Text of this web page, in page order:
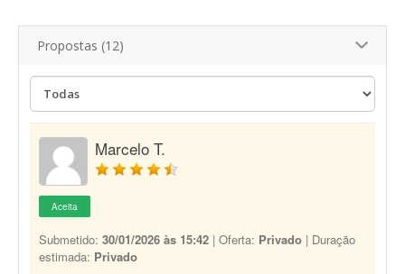
Propostas (12)
Marcelo T.
Aceita
Submetido: 30/01/2026 às 15:42 | Oferta: Privado | Duração
estimada: Privado